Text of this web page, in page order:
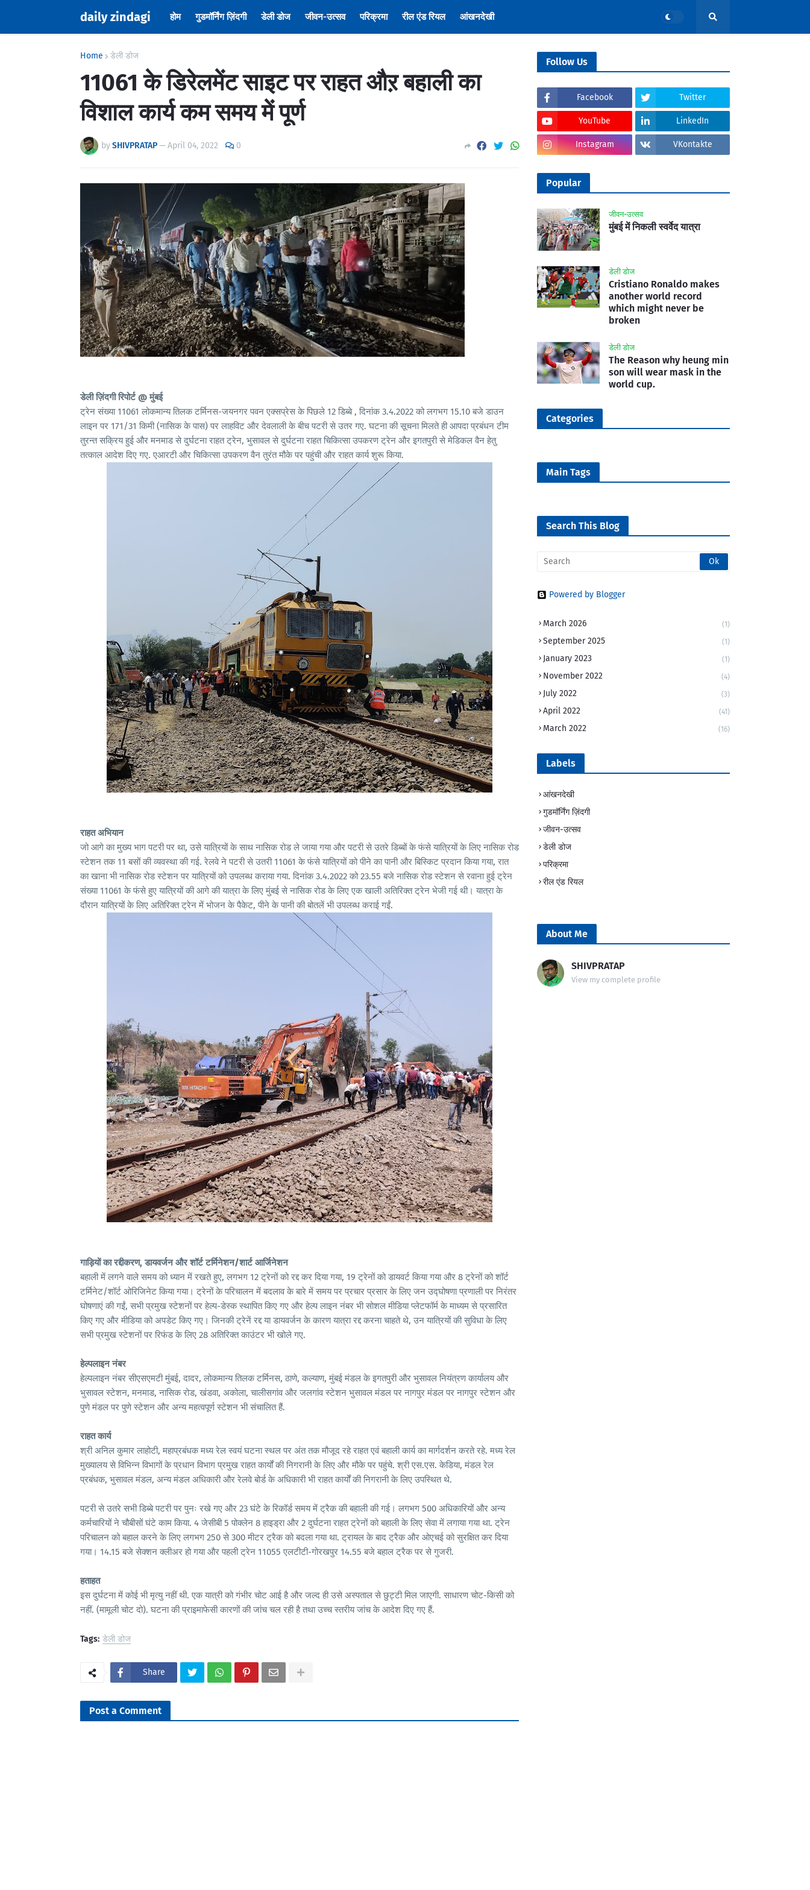
daily zindagi होम गुडमॉर्निंग ज़िंदगी डेली डोज जीवन-उत्सव परिक्रमा रील एंड रियल आंखनदेखी
Home डेली डोज
11061 के डिरेलमेंट साइट पर राहत औऱ बहाली का
विशाल कार्य कम समय में पूर्ण
bySHIVPRATAP—April 04, 2022 0
डेली ज़िंदगी रिपोर्ट @ मुंबई
ट्रेन संख्या 11061 लोकमान्य तिलक टर्मिनस-जयनगर पवन एक्सप्रेस के पिछले 12 डिब्बे , दिनांक 3.4.2022 को लगभग 15.10 बजे डाउन
लाइन पर 171/31 किमी (नासिक के पास) पर लाहविट और देवलाली के बीच पटरी से उतर गए. घटना की सूचना मिलते ही आपदा प्रबंधन टीम
तुरन्त सक्रिय हुई और मनमाड से दुर्घटना राहत ट्रेन, भुसावल से दुर्घटना राहत चिकित्सा उपकरण ट्रेन और इगतपुरी से मेडिकल वैन हेतु
तत्काल आदेश दिए गए. एआरटी और चिकित्सा उपकरण वैन तुरंत मौके पर पहुंची और राहत कार्य शुरू किया.
राहत अभियान
जो आगे का मुख्य भाग पटरी पर था, उसे यात्रियों के साथ नासिक रोड ले जाया गया और पटरी से उतरे डिब्बों के फंसे यात्रियों के लिए नासिक रोड
स्टेशन तक 11 बसों की व्यवस्था की गई. रेलवे ने पटरी से उतरी 11061 के फंसे यात्रियों को पीने का पानी और बिस्किट प्रदान किया गया, रात
का खाना भी नासिक रोड स्टेशन पर यात्रियों को उपलब्ध कराया गया. दिनांक 3.4.2022 को 23.55 बजे नासिक रोड स्टेशन से रवाना हुई ट्रेन
संख्या 11061 के फंसे हुए यात्रियों की आगे की यात्रा के लिए मुंबई से नासिक रोड के लिए एक खाली अतिरिक्त ट्रेन भेजी गई थी। यात्रा के
दौरान यात्रियों के लिए अतिरिक्त ट्रेन में भोजन के पैकेट, पीने के पानी की बोतलें भी उपलब्ध कराई गईं.
गाड़ियों का रद्दीकरण, डायवर्जन और शॉर्ट टर्मिनेशन/शार्ट आर्जिनेशन
बहाली में लगने वाले समय को ध्यान में रखते हुए, लगभग 12 ट्रेनों को रद्द कर दिया गया, 19 ट्रेनों को डायवर्ट किया गया और 8 ट्रेनों को शॉर्ट
टर्मिनेट/शॉर्ट ओरिजिनेट किया गया। ट्रेनों के परिचालन में बदलाव के बारे में समय पर प्रचार प्रसार के लिए जन उद्घोषणा प्रणाली पर निरंतर
घोषणाएं की गईं, सभी प्रमुख स्टेशनों पर हेल्प-डेस्क स्थापित किए गए और हेल्प लाइन नंबर भी सोशल मीडिया प्लेटफॉर्म के माध्यम से प्रसारित
किए गए और मीडिया को अपडेट किए गए। जिनकी ट्रेनें रद्द या डायवर्जन के कारण यात्रा रद्द करना चाहते थे, उन यात्रियों की सुविधा के लिए
सभी प्रमुख स्टेशनों पर रिफंड के लिए 28 अतिरिक्त काउंटर भी खोले गए.
हेल्पलाइन नंबर
हेल्पलाइन नंबर सीएसएमटी मुंबई, दादर, लोकमान्य तिलक टर्मिनस, ठाणे, कल्याण, मुंबई मंडल के इगतपुरी और भुसावल नियंत्रण कार्यालय और
भुसावल स्टेशन, मनमाड, नासिक रोड, खंडवा, अकोला, चालीसगांव और जलगांव स्टेशन भुसावल मंडल पर नागपुर मंडल पर नागपुर स्टेशन और
पुणे मंडल पर पुणे स्टेशन और अन्य महत्वपूर्ण स्टेशन भी संचालित हैं.
राहत कार्य
श्री अनिल कुमार लाहोटी, महाप्रबंधक मध्य रेल स्वयं घटना स्थल पर अंत तक मौजूद रहे राहत एवं बहाली कार्य का मार्गदर्शन करते रहे. मध्य रेल
मुख्यालय से विभिन्न विभागों के प्रधान विभाग प्रमुख राहत कार्यों की निगरानी के लिए और मौके पर पहुंचे. श्री एस.एस. केडिया, मंडल रेल
प्रबंधक, भुसावल मंडल, अन्य मंडल अधिकारी और रेलवे बोर्ड के अधिकारी भी राहत कार्यों की निगरानी के लिए उपस्थित थे.
पटरी से उतरे सभी डिब्बे पटरी पर पुनः रखे गए और 23 घंटे के रिकॉर्ड समय में ट्रैक की बहाली की गई। लगभग 500 अधिकारियों और अन्य
कर्मचारियों ने चौबीसों घंटे काम किया. 4 जेसीबी 5 पोक्लेन 8 हाइड्रा और 2 दुर्घटना राहत ट्रेनों को बहाली के लिए सेवा में लगाया गया था. ट्रेन
परिचालन को बहाल करने के लिए लगभग 250 से 300 मीटर ट्रैक को बदला गया था. ट्रायल के बाद ट्रैक और ओएचई को सुरक्षित कर दिया
गया। 14.15 बजे सेक्शन क्लीअर हो गया और पहली ट्रेन 11055 एलटीटी-गोरखपुर 14.55 बजे बहाल ट्रैक पर से गुजरी.
हताहत
इस दुर्घटना में कोई भी मृत्यु नहीं थी. एक यात्री को गंभीर चोट आई है और जल्द ही उसे अस्पताल से छुट्टी मिल जाएगी. साधारण चोट-किसी को
नहीं. (मामूली चोट दो). घटना की प्राइमाफेसी कारणों की जांच चल रही है तथा उच्च स्तरीय जांच के आदेश दिए गए हैं.
Tags: डेली डोज
Share
Post a Comment
Follow Us
Facebook Twitter
YouTube LinkedIn
Instagram VKontakte
Popular
जीवन-उत्सव
मुंबई में निकली स्वर्वेद यात्रा
डेली डोज
Cristiano Ronaldo makes
another world record
which might never be
broken
डेली डोज
The Reason why heung min
son will wear mask in the
world cup.
Categories
Main Tags
Search This Blog
Powered by Blogger
March 2026 (1)
September 2025 (1)
January 2023 (1)
November 2022 (4)
July 2022 (3)
April 2022 (41)
March 2022 (16)
Labels
आंखनदेखी
गुडमॉर्निंग ज़िंदगी
जीवन-उत्सव
डेली डोज
परिक्रमा
रील एंड रियल
About Me
SHIVPRATAP
View my complete profile